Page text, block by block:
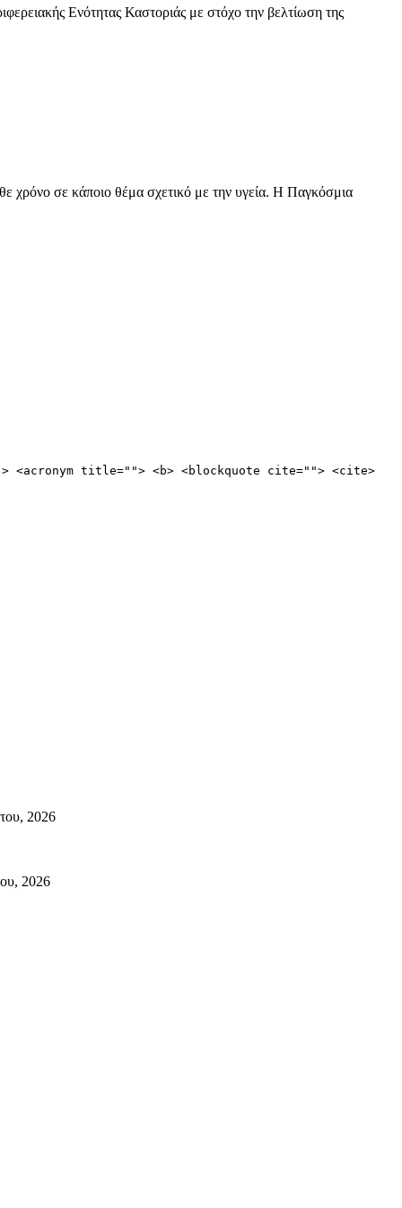
Ενότητας Καστοριάς με στόχο την βελτίωση της
χρόνο σε κάποιο θέμα σχετικό με την υγεία. Η Παγκόσμια
title=""> <b> <blockquote cite=""> <cite>
2026
2026